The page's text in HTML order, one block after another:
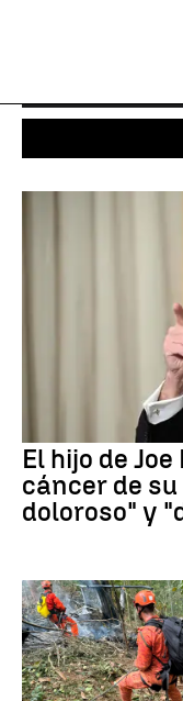
El hijo de
cáncer de
doloroso" y